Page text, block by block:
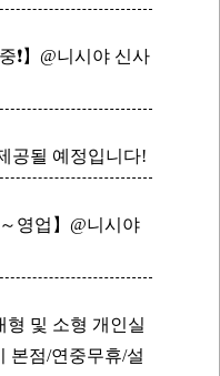
❗】@니시야 신사
공될 예정입니다!
영업】@니시야
형 및 소형 개인실
본점/연중무휴/설